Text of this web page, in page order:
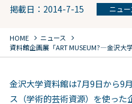
掲載日：2014-7-15 ニュー
HOME chevron_right ニュース chevron_right
資料館企画展「ART MUSEUM?―金沢大
金沢大学資料館は7月9日から9
ス（学術的芸術資源）を使った